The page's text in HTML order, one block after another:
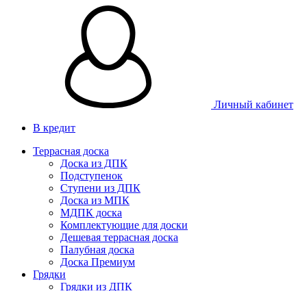
Личный кабинет
В кредит
Террасная доска
Доска из ДПК
Подступенок
Ступени из ДПК
Доска из МПК
МДПК доска
Комплектующие для доски
Дешевая террасная доска
Палубная доска
Доска Премиум
Грядки
Грядки из ДПК